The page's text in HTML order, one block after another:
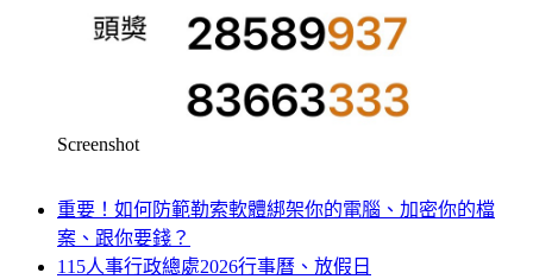
Screenshot
重要！如何防範勒索軟體綁架你的電腦、加密你的檔
案、跟你要錢？
115人事行政總處2026行事曆、放假日